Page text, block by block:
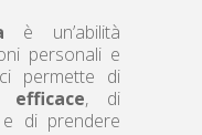
è un’abilità
personali e
permette di
, di
di prendere